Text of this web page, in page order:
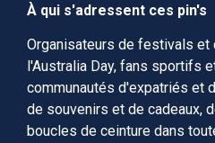
À qui s'adressent ces pin's
Organisateurs de festivals et
l'Australia Day, fans sportifs
communautés d'expatriés et
de souvenirs et de cadeaux,
boucles de ceinture dans